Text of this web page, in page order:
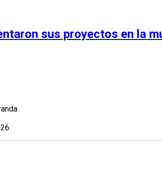
sus proyectos en la